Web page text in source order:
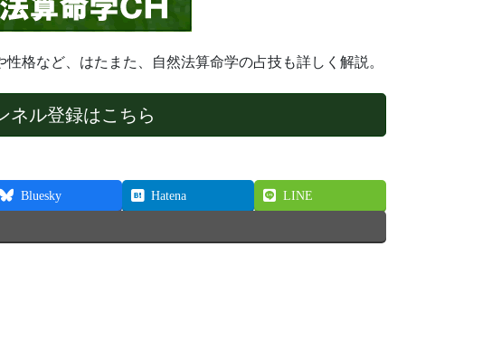
格など、はたまた、自然法算命学の占技も詳しく解説。
ネル登録はこちら
Bluesky Hatena LINE